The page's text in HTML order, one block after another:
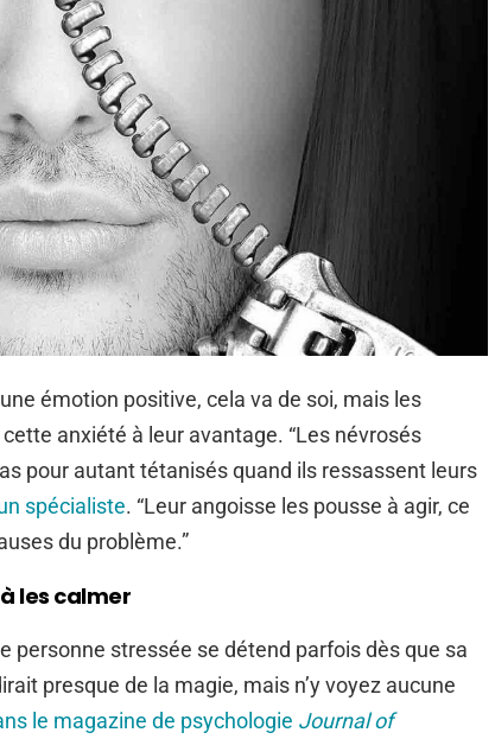
émotion positive, cela va de soi, mais les
anxiété à leur avantage. “Les névrosés
pour autant tétanisés quand ils ressassent leurs
spécialiste. “Leur angoisse les pousse à agir, ce
du problème.”
les calmer
personne stressée se détend parfois dès que sa
presque de la magie, mais n’y voyez aucune
le magazine de psychologie Journal of